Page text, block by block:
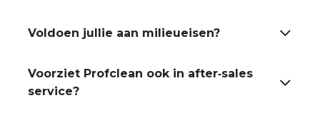
Voldoen jullie aan milieueisen?
Voorziet Profclean ook in after‑sales
service?